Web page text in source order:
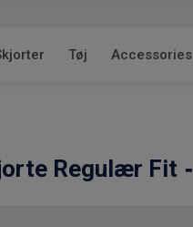
Tøj Accessories
Regulær Fit